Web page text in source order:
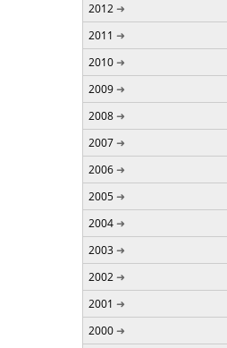
2012
2011
2010
2009
2008
2007
2006
2005
2004
2003
2002
2001
2000